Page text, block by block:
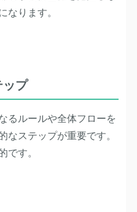
ります。
プ
るルールや全体フローを
ステップが重要です。
す。